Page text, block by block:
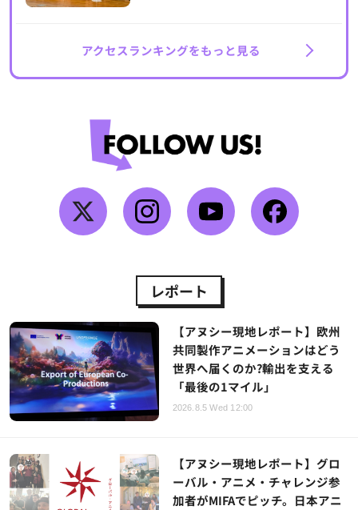
アクセスランキングをもっと見る
レポート
【アヌシー現地レポート】欧州
共同製作アニメーションはどう
世界へ届くのか?輸出を支える
「最後の1マイル」
2026.8.5 Wed 12:00
【アヌシー現地レポート】グロ
ーバル・アニメ・チャレンジ参
加者がMIFAでピッチ。日本アニ